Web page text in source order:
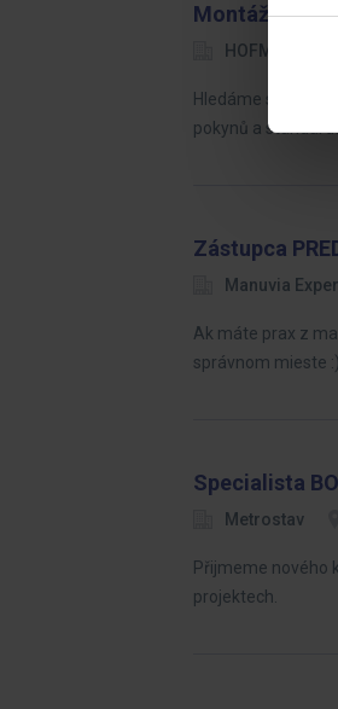
Montážní
HOFMANN
Hledáme
pokynů a
Zástupca
Manuvia
Ak máte prax z
správnom mieste
Specialista
Metrostav
Přijmeme nového
projektech.